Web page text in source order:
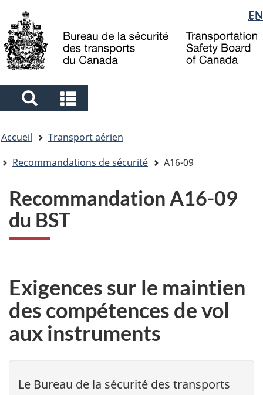
to
main
to
"About
government"
à
la
Sélection
de
la
langue
EN
Search
and
menus
and
menus
êtes
ici
Accueil
Transport aérien
Recommandations de sécurité
A16-09
Recommandation A16-09
du BST
Exigences sur le maintien
des compétences de vol
aux instruments
Le Bureau de la sécurité des transports